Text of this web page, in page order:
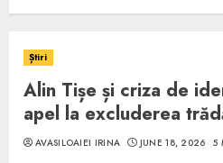
Știri
Alin Tișe și criza de
apel la excluderea
AVASILOAIEI IRINA JUNE 18, 2026 5